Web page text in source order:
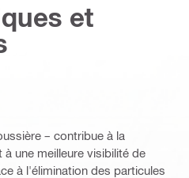
et
– contribue à la
une meilleure visibilité de
à l'élimination des particules